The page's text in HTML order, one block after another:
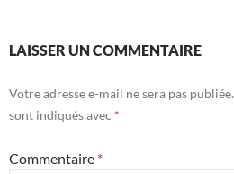
LAISSER UN COMMENTAIRE
Votre adresse e-mail ne sera pas publiée.
sont indiqués avec *
Commentaire *